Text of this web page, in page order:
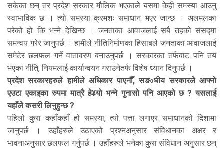
सकेका छन् तर प्रदेश सरकार मौलिक भएकाले यसमा केही समस्या आउनु
स्वाभाविक छ । त्यो समस्या क्रमशः समाधान भएर जान्छ । अलमलका
परेको हो कि भन्ने देखिन्छ । जनताका आवाजलाई सबै तहको संसद्मा
समन्वय गरेर जानुपर्छ । हामीले नीतिनिर्माणका हिसाबले जनताका आवाजलाई
समेटेर छलफल गर्ने वातावरण बनाउनुपर्छ । सरकारका तर्फबाट पनि तय
भएका नीति, नियमलाई कार्यान्वयन गराउनेतर्फ विशेष ध्यान दिनुपर्छ ।
प्रदेश सरकारहरुले हामीले अधिकार पाएनौँ, सङ«घीय सरकारले आफ्नो
एउटा एकाइका रुपमा मात्रै हे¥यो भन्ने गुनासो पनि आएको छ ? यसलाई
यहाँले कसरी लिनुहुन्छ ?
पहिलो कुरा कहाँकहाँ हो समस्या, त्यो पत्ता लगाएर समाधानको दिशामा
जानुपर्छ । उहाँहरुले उठाएको प्रश्नअनुसार संविधानका अक्षर र
भावनाअनुसार छलफल गर्नुपर्छ । उहाँहरुले भनेका कुरा संविधान अनुसार छन्